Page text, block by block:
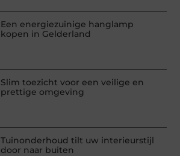
Een energiezuinige hanglamp
kopen in Gelderland
Slim toezicht voor een veilige en
prettige omgeving
Tuinonderhoud tilt uw interieurstijl
door naar buiten